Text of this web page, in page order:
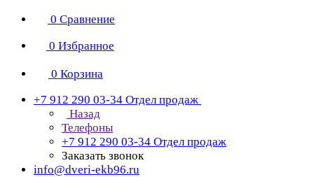
0 Сравнение
0 Избранное
0 Корзина
+7 912 290 03-34 Отдел продаж
Назад
Телефоны
+7 912 290 03-34 Отдел продаж
Заказать звонок
info@dveri-ekb96.ru